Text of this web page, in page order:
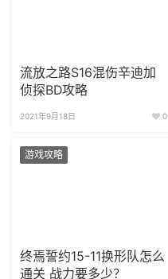
流放之路S16混伤辛迪加
侦探BD攻略
2021年9月18日 0
游戏攻略
终焉誓约15-11换形队怎么
通关 战力要多少？